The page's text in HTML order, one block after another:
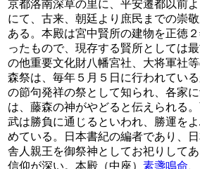
京都洛南深草の里に、平安遷都以前
にて、古来、朝廷より庶民までの崇
ある。本殿は宮中賢所の建物を正徳
ったもので、現存する賢所としては
の他重要文化財八幡宮社、大将軍社
森祭は、毎年５月５日に行われてい
の節句発祥の祭として知られ、各家
は、藤森の神がやどると伝えられる
武は勝負に通じるといわれ、勝運を
めている。日本書紀の編者であり、
舎人親王を御祭神としてお祀りして
信仰が深い。本殿（中座） 素盞鳴命